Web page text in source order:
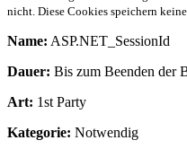
nicht. Diese Cookies speichern
Name: ASP.NET_SessionId
Dauer: Bis zum Beenden der
Art: 1st Party
Kategorie: Notwendig